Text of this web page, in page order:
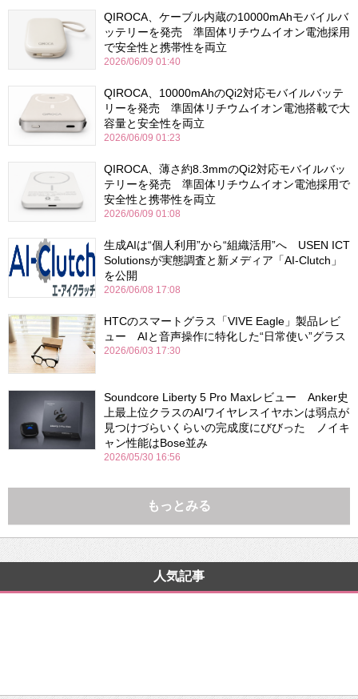
QIROCA、ケーブル内蔵の10000mAhモバイルバ
ッテリーを発売 準固体リチウムイオン電池採用
で安全性と携帯性を両立
2026/06/09 01:40
QIROCA、10000mAhのQi2対応モバイルバッテ
リーを発売 準固体リチウムイオン電池搭載で大
容量と安全性を両立
2026/06/09 01:23
QIROCA、薄さ約8.3mmのQi2対応モバイルバッ
テリーを発売 準固体リチウムイオン電池採用で
安全性と携帯性を両立
2026/06/09 01:08
生成AIは“個人利用”から“組織活用”へ USEN ICT
Solutionsが実態調査と新メディア「AI-Clutch」
を公開
2026/06/08 17:08
HTCのスマートグラス「VIVE Eagle」製品レビ
ュー AIと音声操作に特化した“日常使い”グラス
2026/06/03 17:30
Soundcore Liberty 5 Pro Maxレビュー Anker史
上最上位クラスのAIワイヤレスイヤホンは弱点が
見つけづらいくらいの完成度にびびった ノイキ
ャン性能はBose並み
2026/05/30 16:56
もっとみる
人気記事